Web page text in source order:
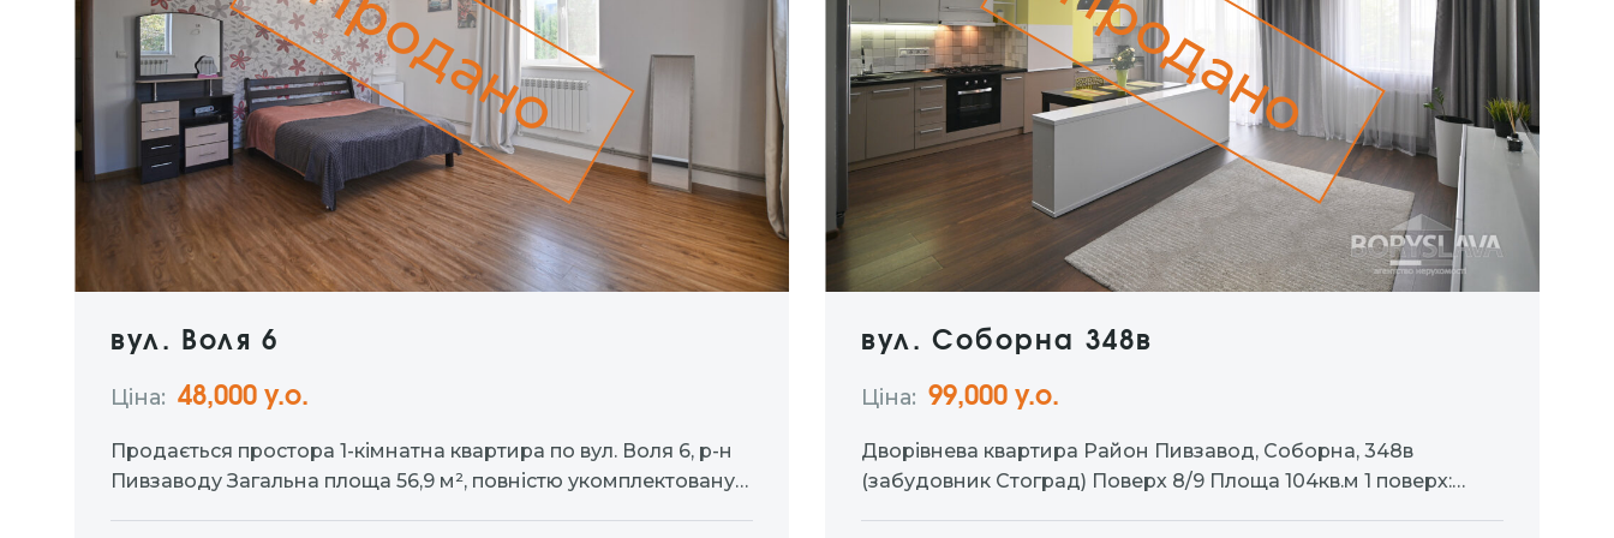
Продано
вул. Воля 6
Ціна: 48,000 у.о.
Продається простора 1-кімнатна квартира по вул. Воля 6, р-н
Пивзаводу Загальна площа 56,9 м², повністю укомплектовану
Продано
вул. Соборна 348в
Ціна: 99,000 у.о.
Дворівнева квартира Район Пивзавод, Соборна, 348в
(забудовник Стоград) Поверх 8/9 Площа 104кв.м 1 поверх: